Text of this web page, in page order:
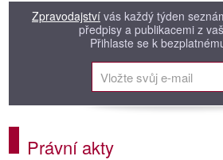
Zpravodajství vás každý týden
předpisy a publikacemi z
Přihlaste se k
Právní akty